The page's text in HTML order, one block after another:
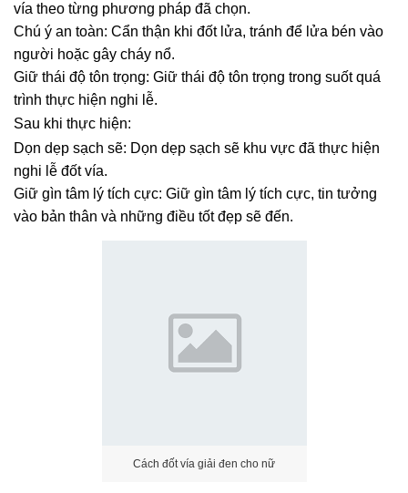
vía theo từng phương pháp đã chọn.
Chú ý an toàn: Cẩn thận khi đốt lửa, tránh để lửa bén vào
người hoặc gây cháy nổ.
Giữ thái độ tôn trọng: Giữ thái độ tôn trọng trong suốt quá
trình thực hiện nghi lễ.
Sau khi thực hiện:
Dọn dẹp sạch sẽ: Dọn dẹp sạch sẽ khu vực đã thực hiện
nghi lễ đốt vía.
Giữ gìn tâm lý tích cực: Giữ gìn tâm lý tích cực, tin tưởng
vào bản thân và những điều tốt đẹp sẽ đến.
Cách đốt vía giải đen cho nữ